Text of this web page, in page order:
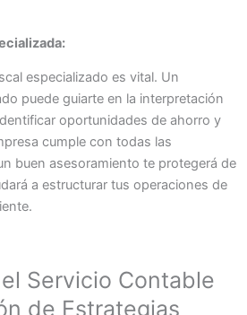
especializado es vital. Un
puede guiarte en la interpretación
oportunidades de ahorro y
cumple con todas las
buen asesoramiento te protegerá de
a estructurar tus operaciones de
Servicio Contable
de Estrategias